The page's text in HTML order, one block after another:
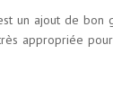
un ajout de bon
appropriée